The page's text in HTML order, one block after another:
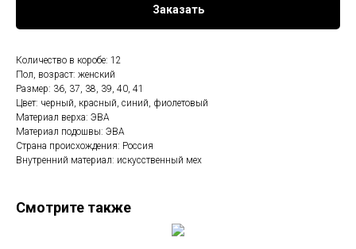
Заказать
Количество в коробе: 12
Пол, возраст: женский
Размер: 36, 37, 38, 39, 40, 41
Цвет: черный, красный, синий, фиолетовый
Материал верха: ЭВА
Материал подошвы: ЭВА
Страна происхождения: Россия
Внутренний материал: искусственный мех
Смотрите также